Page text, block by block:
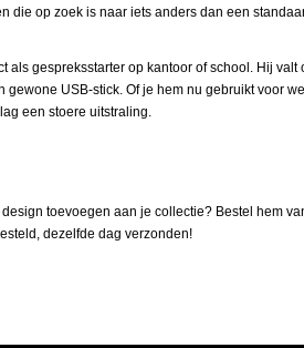
die op zoek is naar iets anders dan een
als gespreksstarter op kantoor of school. Hij valt
USB-stick. Of je hem nu gebruikt voor
een stoere uitstraling.
toevoegen aan je collectie? Bestel hem
dezelfde dag verzonden!